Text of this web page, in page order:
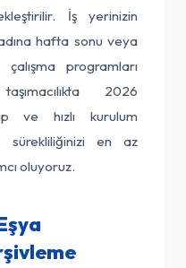
İş yerinizin
hafta sonu veya
programları
2026
ve hızlı kurulum
sürekliliğinizi en az
oluyoruz.